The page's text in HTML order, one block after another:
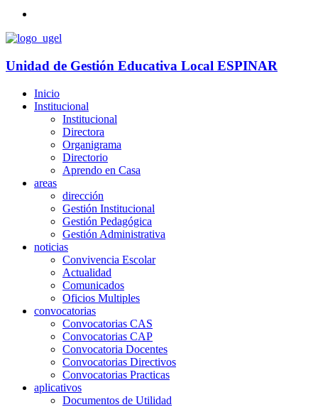
Unidad de Gestión Educativa Local ESPINAR
Inicio
Institucional
Institucional
Directora
Organigrama
Directorio
Aprendo en Casa
areas
dirección
Gestión Institucional
Gestión Pedagógica
Gestión Administrativa
noticias
Convivencia Escolar
Actualidad
Comunicados
Oficios Multiples
convocatorias
Convocatorias CAS
Convocatorias CAP
Convocatoria Docentes
Convocatorias Directivos
Convocatorias Practicas
aplicativos
Documentos de Utilidad